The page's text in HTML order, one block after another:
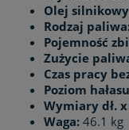
Olej
Rodzaj
Pojemność
Zużycie
Czas pracy
Poziom
Wymiary dł.
Waga: 46.1 kg